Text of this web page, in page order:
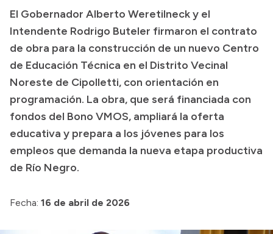
Boletín Oficial
Compras y licitaciones
Consulta de expedientes
Consulta de pago a proveedores
Convocatorias
Intranet
El Gobernador Alberto Weretilneck y el
Intendente Rodrigo Buteler firmaron el contrato
de obra para la construcción de un nuevo Centro
de Educación Técnica en el Distrito Vecinal
Noreste de Cipolletti, con orientación en
programación. La obra, que será financiada con
fondos del Bono VMOS, ampliará la oferta
educativa y prepara a los jóvenes para los
empleos que demanda la nueva etapa productiva
de Río Negro.
Fecha: 16 de abril de 2026